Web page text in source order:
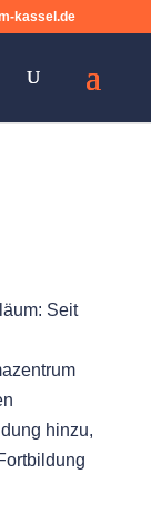
kassel.de
Seit
hinzu,